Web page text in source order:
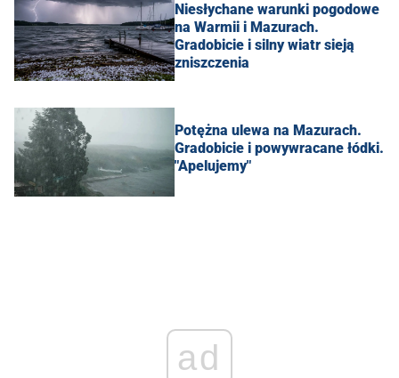
Niesłychane warunki pogodowe
na Warmii i Mazurach.
Gradobicie i silny wiatr sieją
zniszczenia
Potężna ulewa na Mazurach.
Gradobicie i powywracane łódki.
"Apelujemy"
ad